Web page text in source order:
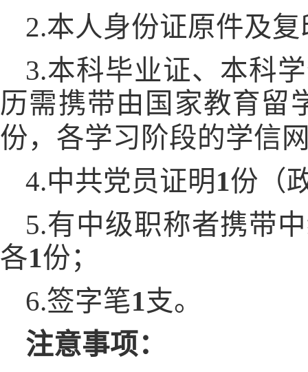
2.本人身份证原件及复
3.本科毕业证、本科
历需携带由国家教育留
份，各学习阶段的学信
4.中共党员证明 1份（
5.有中级职称者携带
各1份；
6.签字笔1支。
注意事项：